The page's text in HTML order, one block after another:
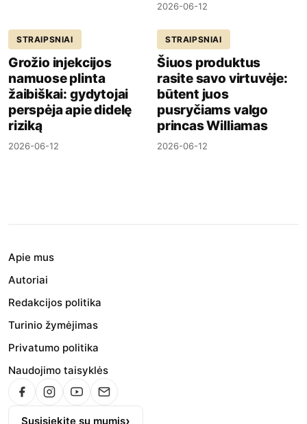
2026-06-12
STRAIPSNIAI
Grožio injekcijos
namuose plinta
žaibiškai: gydytojai
perspėja apie didelę
riziką
2026-06-12
STRAIPSNIAI
Šiuos produktus
rasite savo virtuvėje:
būtent juos
pusryčiams valgo
princas Williamas
2026-06-12
Apie mus
Autoriai
Redakcijos politika
Turinio žymėjimas
Privatumo politika
Naudojimo taisyklės
Susisiekite su mumis